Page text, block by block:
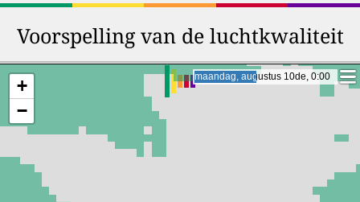
Voorspelling van de luchtkwaliteit
maandag, augustus 10de, 20:00
maandag, augustus 10de, 20:00
+
−